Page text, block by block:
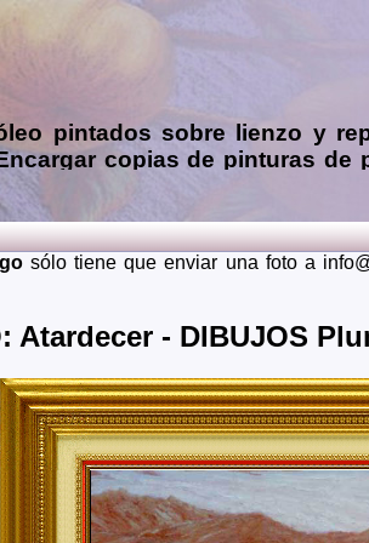
pintados sobre lienzo y
copias de pinturas de
envío de fotos
Asturias, Avila, Badajoz, Islas
Guipuzcoa, Huelva,
Cruz de Tenerife, Segovia,
sólo tiene que enviar una foto a
Atardecer - DIBUJOS